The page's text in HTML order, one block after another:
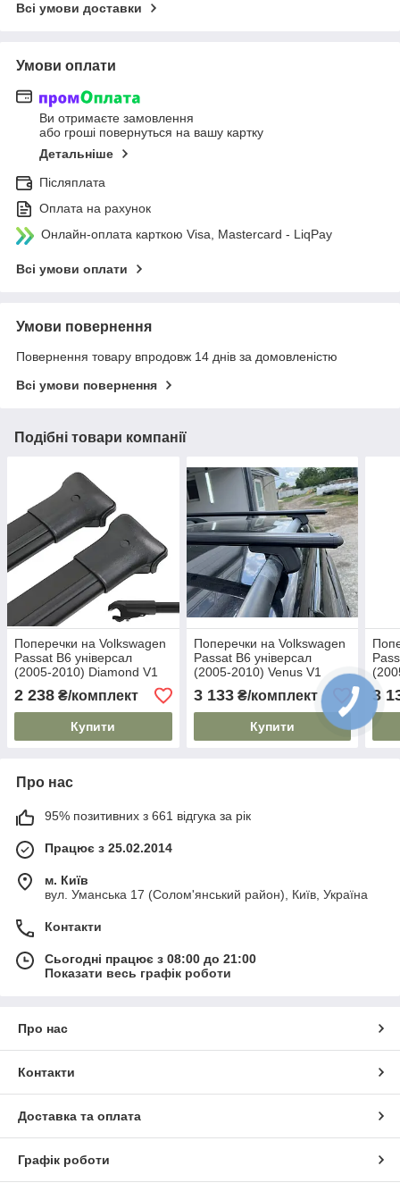
Всі умови доставки
Умови оплати
Ви отримаєте замовлення
або гроші повернуться на вашу картку
Детальніше
Післяплата
Оплата на рахунок
Онлайн-оплата карткою Visa, Mastercard - LiqPay
Всі умови оплати
Умови повернення
Повернення товару впродовж 14 днів за домовленістю
Всі умови повернення
Подібні товари компанії
Поперечки на Volkswagen
Passat B6 універсал
(2005-2010) Diamond V1
Black. На стандартні
рейлінги. Без замка. Чорні
2 238 ₴/комплект
Купити
Поперечки на Volkswagen
Passat B6 універсал
(2005-2010) Venus V1
Black. На стандартні
рейлінги. Без замка. Чорні
3 133₴/комплект
Купити
3
Про нас
95% позитивних з 661 відгука за рік
Працює з 25.02.2014
м. Київ
вул. Уманська 17 (Солом'янський район), Київ, Україна
Контакти
Сьогодні працює з 08:00 до 21:00
Показати весь графік роботи
Про нас
Контакти
Доставка та оплата
Графік роботи